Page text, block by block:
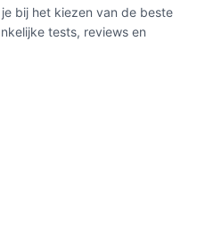
bij het kiezen van de beste
tests, reviews en